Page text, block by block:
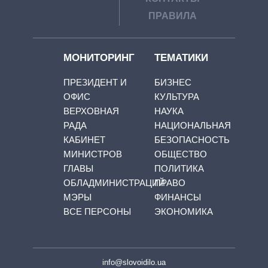
ПРАВИЛА
МОНИТОРИНГ
ПРЕЗИДЕНТ И
ОФИС
ВЕРХОВНАЯ
РАДА
КАБИНЕТ
МИНИСТРОВ
ГЛАВЫ
ОБЛАДМИНИСТРАЦИЙ
МЭРЫ
ВСЕ ПЕРСОНЫ
ТЕМАТИКИ
БИЗНЕС
КУЛЬТУРА
НАУКА
НАЦИОНАЛЬНАЯ
БЕЗОПАСНОСТЬ
ОБЩЕСТВО
ПОЛИТИКА
ПРАВО
ФИНАНСЫ
ЭКОНОМИКА
info@slovoidilo.ua